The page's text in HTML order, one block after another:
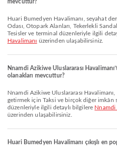
mevcuttur?
Huari Bumedyen Havalimanı, seyahat deneyiminizi geliştirmek için Namaz
Odası, Otopark Alanları, Tekerlekli
Tesisler ve terminal düzenleriyle ilgili
Havalimanı üzerinden ulaşabilirsiniz.
Nnamdi Azikiwe Uluslararası
olanakları mevcuttur?
Nnamdi Azikiwe Uluslararası Havalimanı, seyahatinizi daha konforlu hale
getirmek için Taksi ve birçok diğer imkân
düzenleriyle ilgili detaylı bilgilere Nnamdi
üzerinden ulaşabilirsiniz.
Huari Bumedyen Havalimanı çıkışlı en